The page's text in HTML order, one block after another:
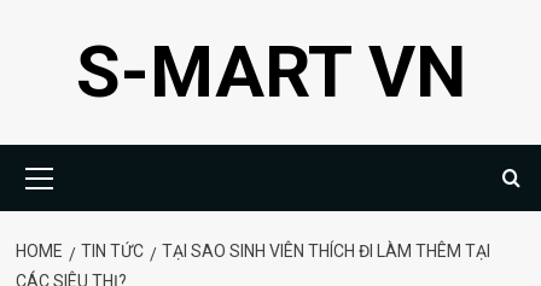
S-MART VN
Menu
HOME TIN TỨC
TẠI SAO SINH VIÊN THÍCH ĐI LÀM THÊM TẠI
CÁC SIÊU THỊ?